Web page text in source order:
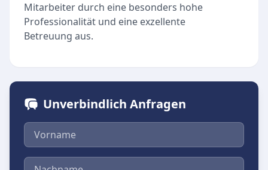
Mitarbeiter durch eine besonders hohe
Professionalität und eine exzellente
Betreuung aus.
Unverbindlich Anfragen
Vorname
Nachname